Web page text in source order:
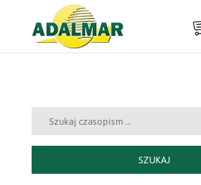
SZUKAJ